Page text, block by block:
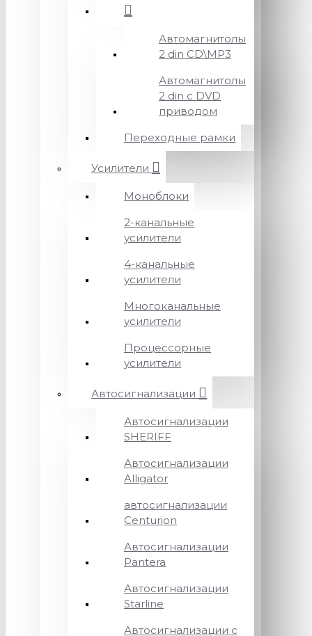
Автомагнитолы
2 din CD\MP3
Автомагнитолы
2 din с DVD
приводом
Переходные рамки
Усилители
Моноблоки
2-канальные
усилители
4-канальные
усилители
Многоканальные
усилители
Процессорные
усилители
Автосигнализации
Автосигнализации
SHERIFF
Автосигнализации
Alligator
автосигнализации
Centurion
Автосигнализации
Pantera
Автосигнализации
Starline
Автосигнализации с